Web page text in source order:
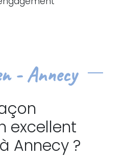
- Annecy
excellent
Annecy ?